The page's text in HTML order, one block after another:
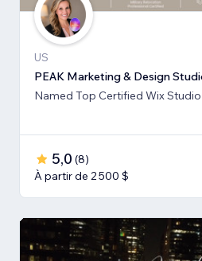
US
PEAK Marketing & Design
Named Top Certified Wix
5,0 (8)
À partir de 2 500 $